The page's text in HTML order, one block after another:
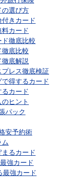
の選び方
きカード
カード
徹底比較
徹底比較
徹底解説
レス徹底検証
得するカード
カード
ヒント
パック
安予約術
ム
るカード
強カード
最強カード